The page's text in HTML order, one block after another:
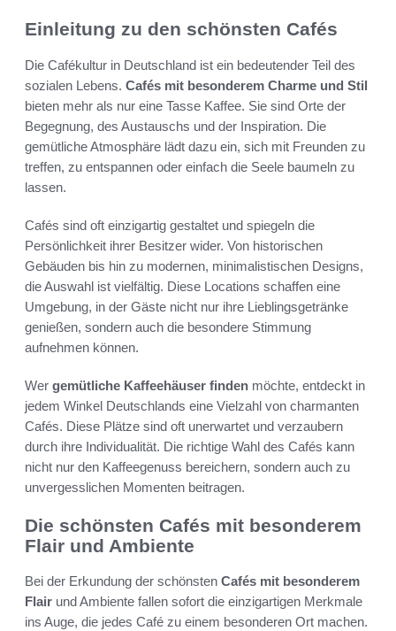
Einleitung zu den schönsten Cafés
Die Cafékultur in Deutschland ist ein bedeutender Teil des
sozialen Lebens. Cafés mit besonderem Charme und Stil
bieten mehr als nur eine Tasse Kaffee. Sie sind Orte der
Begegnung, des Austauschs und der Inspiration. Die
gemütliche Atmosphäre lädt dazu ein, sich mit Freunden zu
treffen, zu entspannen oder einfach die Seele baumeln zu
lassen.
Cafés sind oft einzigartig gestaltet und spiegeln die
Persönlichkeit ihrer Besitzer wider. Von historischen
Gebäuden bis hin zu modernen, minimalistischen Designs,
die Auswahl ist vielfältig. Diese Locations schaffen eine
Umgebung, in der Gäste nicht nur ihre Lieblingsgetränke
genießen, sondern auch die besondere Stimmung
aufnehmen können.
Wer gemütliche Kaffeehäuser finden möchte, entdeckt in
jedem Winkel Deutschlands eine Vielzahl von charmanten
Cafés. Diese Plätze sind oft unerwartet und verzaubern
durch ihre Individualität. Die richtige Wahl des Cafés kann
nicht nur den Kaffeegenuss bereichern, sondern auch zu
unvergesslichen Momenten beitragen.
Die schönsten Cafés mit besonderem
Flair und Ambiente
Bei der Erkundung der schönsten Cafés mit besonderem
Flair und Ambiente fallen sofort die einzigartigen Merkmale
ins Auge, die jedes Café zu einem besonderen Ort machen.